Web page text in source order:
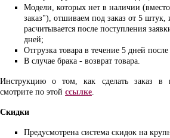
Модели, которых нет в наличии
заказ"), отшиваем под заказ от 5 штук,
расчитывается после поступления
дней;
Отгрузка товара в течение 5 дней
В случае брака - возврат товара.
Инструкцию о том, как сделать заказ в
смотрите по этой ссылке.
Скидки
Предусмотрена система скидок на